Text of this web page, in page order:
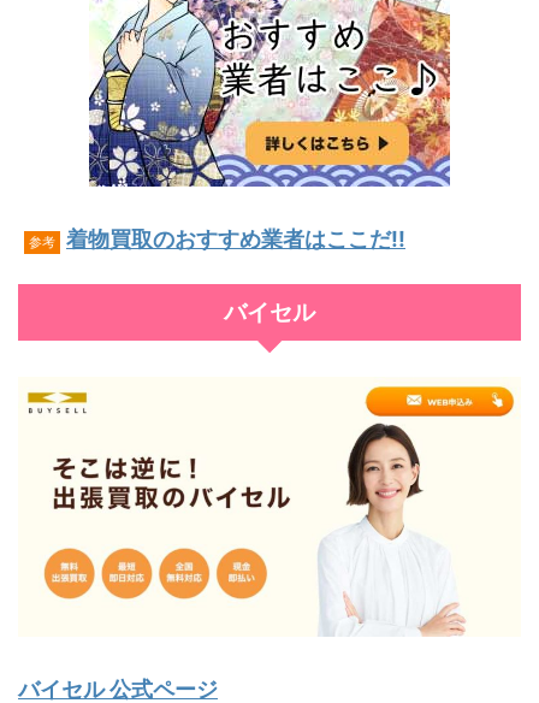
参考 着物買取のおすすめ業者はここだ!!
バイセル
バイセル 公式ページ